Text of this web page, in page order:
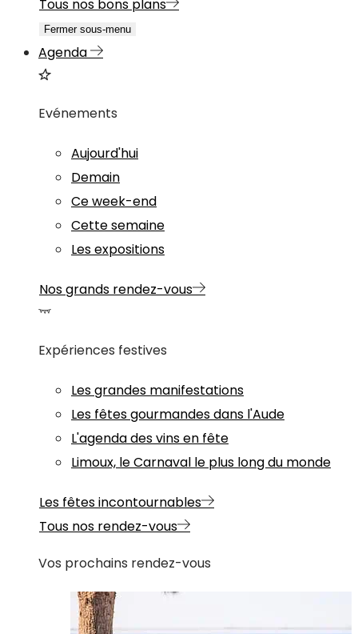
Tous nos bons plans
Fermer sous-menu
Agenda
Evénements
Aujourd'hui
Demain
Ce week-end
Cette semaine
Les expositions
Nos grands rendez-vous
Expériences festives
Les grandes manifestations
Les fêtes gourmandes dans l'Aude
L'agenda des vins en fête
Limoux, le Carnaval le plus long du monde
Les fêtes incontournables
Tous nos rendez-vous
Vos prochains rendez-vous